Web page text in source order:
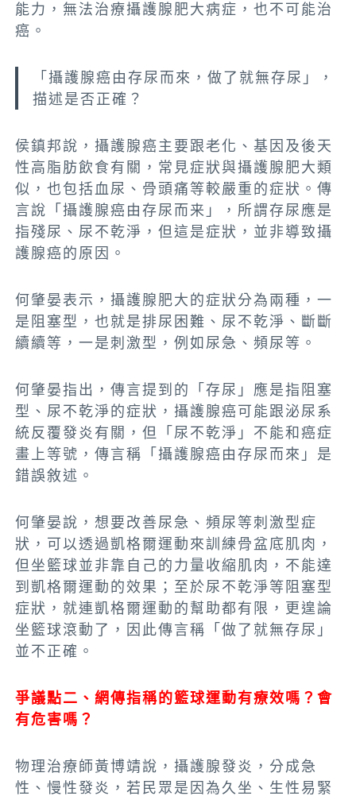
能力，無法治療攝護腺肥大病症，也不可能治
癌。
「攝護腺癌由存尿而來，做了就無存尿」，
描述是否正確？
侯鎮邦說，攝護腺癌主要跟老化、基因及後天
性高脂肪飲食有關，常見症狀與攝護腺肥大類
似，也包括血尿、骨頭痛等較嚴重的症狀。傳
言說「攝護腺癌由存尿而来」，所謂存尿應是
指殘尿、尿不乾淨，但這是症狀，並非導致攝
護腺癌的原因。
何肇晏表示，攝護腺肥大的症狀分為兩種，一
是阻塞型，也就是排尿困難、尿不乾淨、斷斷
續續等，一是刺激型，例如尿急、頻尿等。
何肇晏指出，傳言提到的「存尿」應是指阻塞
型、尿不乾淨的症狀，攝護腺癌可能跟泌尿系
統反覆發炎有關，但「尿不乾淨」不能和癌症
畫上等號，傳言稱「攝護腺癌由存尿而來」是
錯誤敘述。
何肇晏說，想要改善尿急、頻尿等刺激型症
狀，可以透過凱格爾運動來訓練骨盆底肌肉，
但坐籃球並非靠自己的力量收縮肌肉，不能達
到凱格爾運動的效果；至於尿不乾淨等阻塞型
症狀，就連凱格爾運動的幫助都有限，更遑論
坐籃球滾動了，因此傳言稱「做了就無存尿」
並不正確。
爭議點二、網傳指稱的籃球運動有療效嗎？會
有危害嗎？
物理治療師黃博靖說，攝護腺發炎，分成急
性、慢性發炎，若民眾是因為久坐、生性易緊